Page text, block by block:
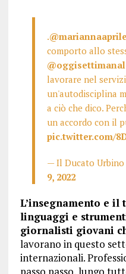
.@mariannaaprile
comporto allo
lavorare nel
un'autodisciplina
a ciò che dico.
un accordo con il
pic.twitter.com/
— Il Ducato
9, 2022
L’insegnamento e
linguaggi e
giornalisti giovani
lavorano in questo
internazionali.